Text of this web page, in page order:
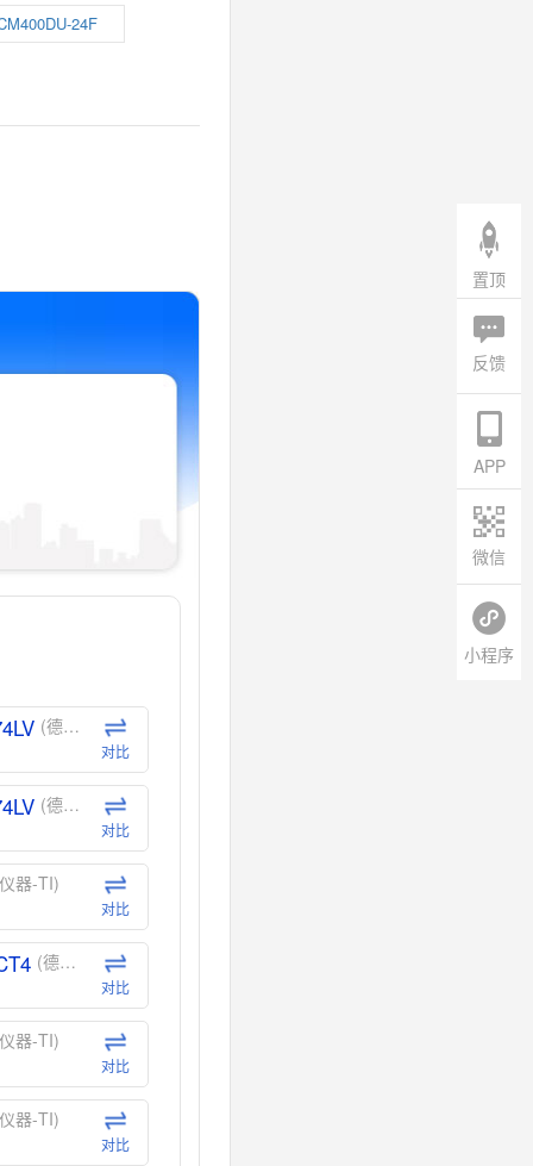
24F
(德州仪器-TI)
对比
(德州仪器-TI)
对比
器-TI)
对比
(德州仪器-TI)
对比
器-TI)
对比
器-TI)
对比
置顶
反馈
APP
微信
小程序